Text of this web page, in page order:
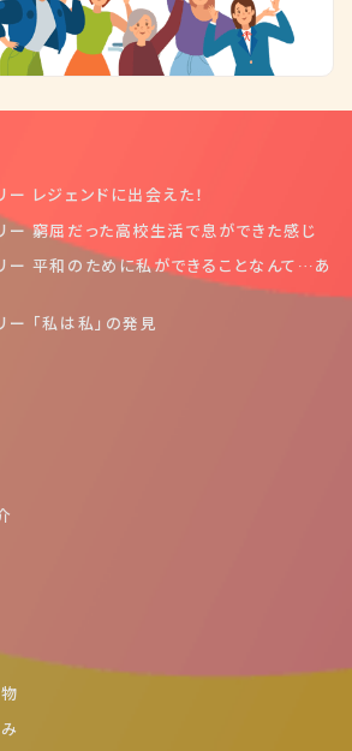
レジェンドに出会えた！
ー 窮屈だった高校生活で息ができた感じ
ー 平和のために私ができることなんて…あ
「私は私」の発見